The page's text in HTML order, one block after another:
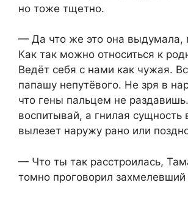
но тоже тщетно.
— Да что же это она выдумала,
Как так можно относиться к
Ведёт себя с нами как чужая.
папашу непутёвого. Не зря в
что гены пальцем не
воспитывай, а гнилая сущность
вылезет наружу рано или
— Что ты так расстроилась,
томно проговорил захмелевший